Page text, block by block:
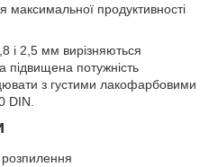
максимальної продуктивності
і 2,5 мм вирізняються
підвищена потужність
з густими лакофарбовими
DIN.
розпилення